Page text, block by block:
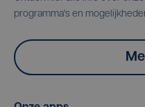
programma's en